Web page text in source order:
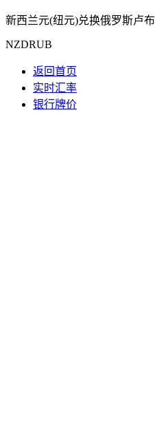
新西兰元(纽元)兑换俄罗斯卢布
NZDRUB
返回首页
实时汇率
银行牌价